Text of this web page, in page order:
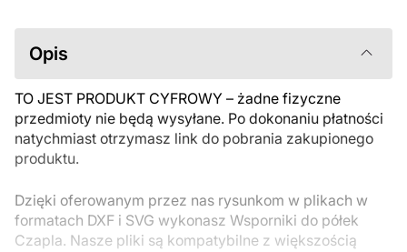
przed zakupem. Jeśli masz jakiekolwiek problemy z zamówieniem,
skontaktuj się bezpośrednio ze sprzedawcą.
Opis
TO JEST PRODUKT CYFROWY – żadne fizyczne
przedmioty nie będą wysyłane. Po dokonaniu płatności
natychmiast otrzymasz link do pobrania zakupionego
produktu.
Dzięki oferowanym przez nas rysunkom w plikach w
formatach DXF i SVG wykonasz Wsporniki do półek
Czapla. Nasze pliki są kompatybilne z większością